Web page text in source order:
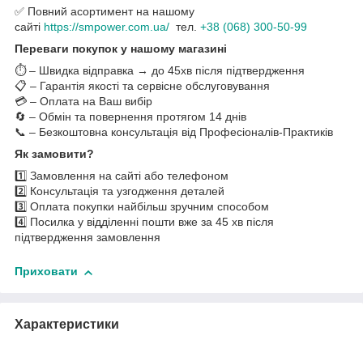
✅ Повний асортимент на нашому
сайті https://smpower.com.ua/ тел. +38 (068) 300-50-99
Переваги покупок у нашому магазині
⏱️ – Швидка відправка → до 45хв після підтвердження
📋 – Гарантія якості та сервісне обслуговування
💳 – Оплата на Ваш вибір
🔄 – Обмін та повернення протягом 14 днів
📞 – Безкоштовна консультація від Професіоналів-Практиків
Як замовити?
1️⃣ Замовлення на сайті або телефоном
2️⃣ Консультація та узгодження деталей
3️⃣ Оплата покупки найбільш зручним способом
4️⃣ Посилка у відділенні пошти вже за 45 хв після
підтвердження замовлення
Приховати
Характеристики